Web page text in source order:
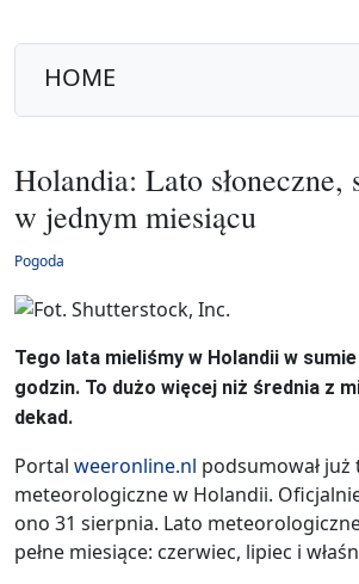
HOME
Holandia: Lato słoneczne,
w jednym miesiącu
Pogoda
Tego lata mieliśmy w Holandii w
godzin. To dużo więcej niż średnia z
dekad.
Portal weeronline.nl podsumował
meteorologiczne w Holandii.
ono 31 sierpnia. Lato
pełne miesiące: czerwiec, lipiec i